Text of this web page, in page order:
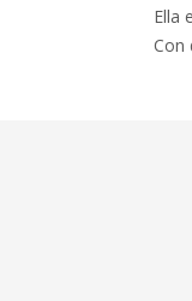
Ella
Con